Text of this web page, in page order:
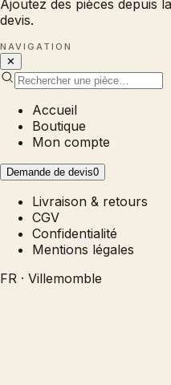
Ajoutez des pièces depuis
devis.
NAVIGATION
✕
Accueil
Boutique
Mon compte
Demande de devis0
Livraison & retours
CGV
Confidentialité
Mentions légales
FR · Villemomble